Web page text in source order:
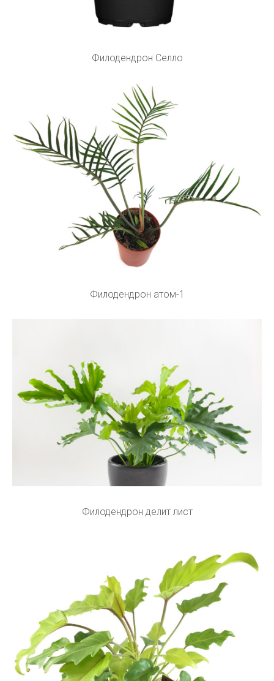
Филодендрон Селло
Филодендрон атом-1
Филодендрон делит лист